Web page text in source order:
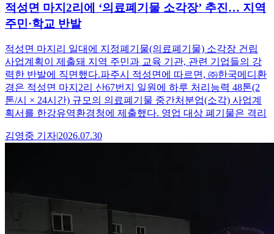
적성면 마지2리에 ‘의료폐기물 소각장’ 추진… 지역
주민·학교 반발
적성면 마지리 일대에 지정폐기물(의료폐기물) 소각장 건립
사업계획이 제출돼 지역 주민과 교육 기관, 관련 기업들의 강
력한 반발에 직면했다.파주시 적성면에 따르면, ㈜한국메디환
경은 적성면 마지2리 산67번지 일원에 하루 처리능력 48톤(2
톤/시 × 24시간) 규모의 의료폐기물 중간처분업(소각) 사업계
획서를 한강유역환경청에 제출했다. 영업 대상 폐기물은 격리
김영중 기자|2026.07.30